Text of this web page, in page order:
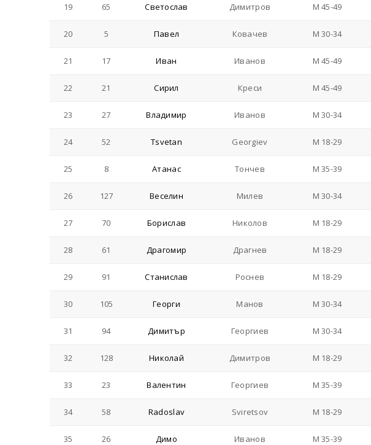
19 65 Светослав Димитров M 45-49
20 5 Павел Ковачев M 30-34
21 17 Иван Иванов M 45-49
22 21 Сирил Креси M 45-49
23 27 Владимир Иванов M 30-34
24 52 Tsvetan Georgiev M 18-29
25 8 Атанас Тончев M 35-39
26 127 Веселин Милев M 30-34
27 70 Борислав Николов M 18-29
28 61 Драгомир Драгнев M 18-29
29 91 Станислав Роснев M 18-29
30 105 Георги Манов M 30-34
31 94 Димитър Георгиев M 30-34
32 128 Николай Димитров M 18-29
33 23 Валентин Георгиев M 35-39
34 58 Radoslav Sviretsov M 18-29
35 26 Димо Иванов M 35-39